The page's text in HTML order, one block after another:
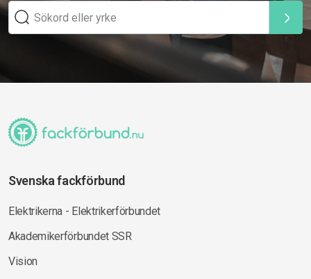
Svenska fackförbund
Elektrikerna - Elektrikerförbundet
Akademikerförbundet SSR
Vision